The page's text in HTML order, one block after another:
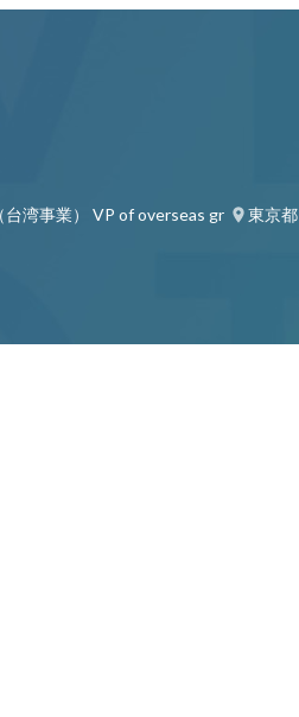
湾事業） VP of overseas group東京都